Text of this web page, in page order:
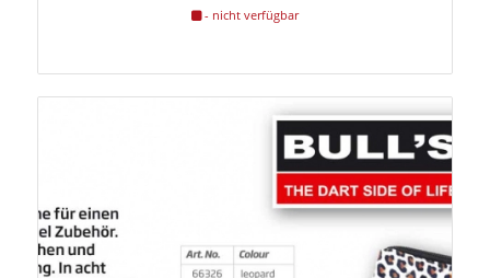
- nicht verfügbar